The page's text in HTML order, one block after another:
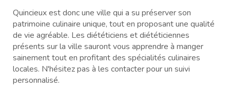
Quincieux est donc une ville qui a su préserver son
patrimoine culinaire unique, tout en proposant une qualité
de vie agréable. Les diététiciens et diététiciennes
présents sur la ville sauront vous apprendre à manger
sainement tout en profitant des spécialités culinaires
locales. N'hésitez pas à les contacter pour un suivi
personnalisé.